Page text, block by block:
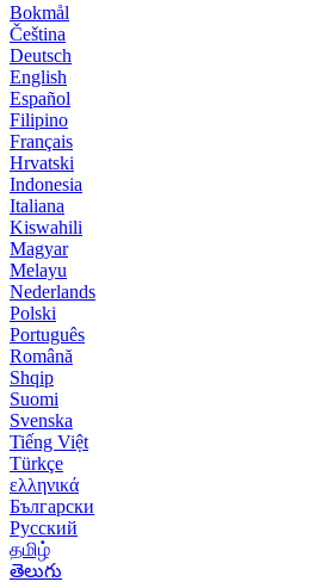
Bokmål
Čeština
Deutsch
English
Español
Filipino
Français
Hrvatski
Indonesia
Italiana
Kiswahili
Magyar
Melayu
Nederlands
Polski
Português
Română
Shqip
Suomi
Svenska
Tiếng Việt
Türkçe
ελληνικά
Български
Русский
தமிழ்
తెలుగు